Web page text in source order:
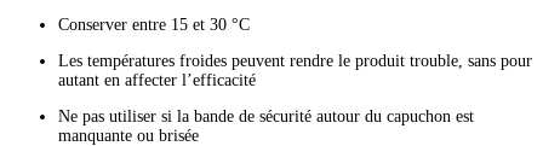
Conserver entre 15 et 30 °C
Les températures froides peuvent rendre le produit trouble, sans pour
autant en affecter l’efficacité
Ne pas utiliser si la bande de sécurité autour du capuchon est
manquante ou brisée